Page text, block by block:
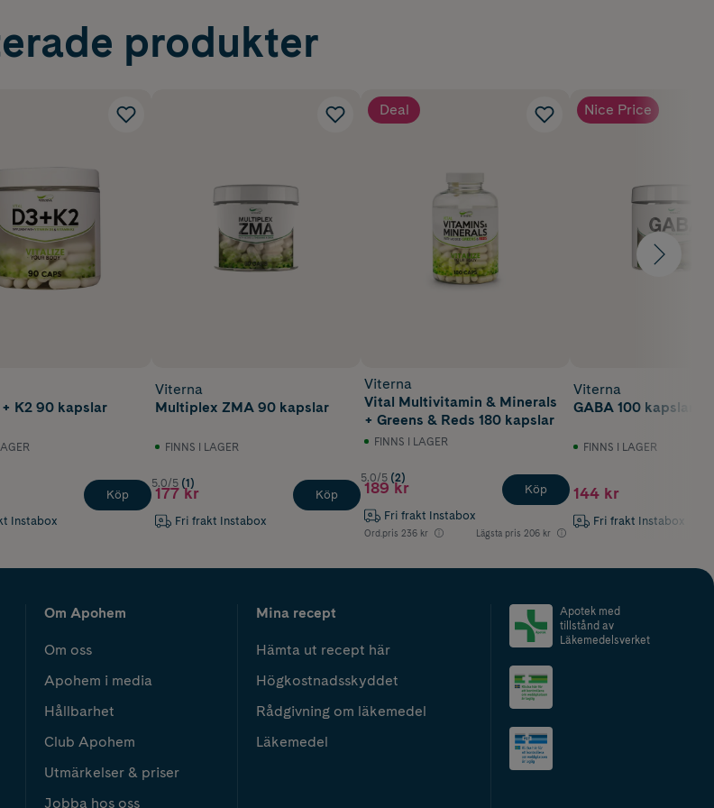
produkter
K2 90 kapslar
Instabox
Köp
Viterna
Multiplex ZMA 90 kapslar
FINNS I LAGER
5.0/5 (1)
177 kr
Fri frakt Instabox
Köp
Deal
Viterna
Vital Multivitamin & Minerals
+ Greens & Reds 180 kapslar
FINNS I LAGER
5.0/5 (2)
189 kr
Fri frakt Instabox
Ord.pris 236 kr Lägsta pris 206 kr
Köp
Nice Price
Viterna
GABA 100 kapslar
FINNS I LAGER
144 kr
Fri frakt Instabox
Om Apohem
Om oss
Apohem i media
Hållbarhet
Club Apohem
Utmärkelser & priser
Jobba hos oss
Mina recept
Hämta ut recept här
Högkostnadsskyddet
Rådgivning om läkemedel
Läkemedel
Apotek med
tillstånd av
Läkemedelsverket